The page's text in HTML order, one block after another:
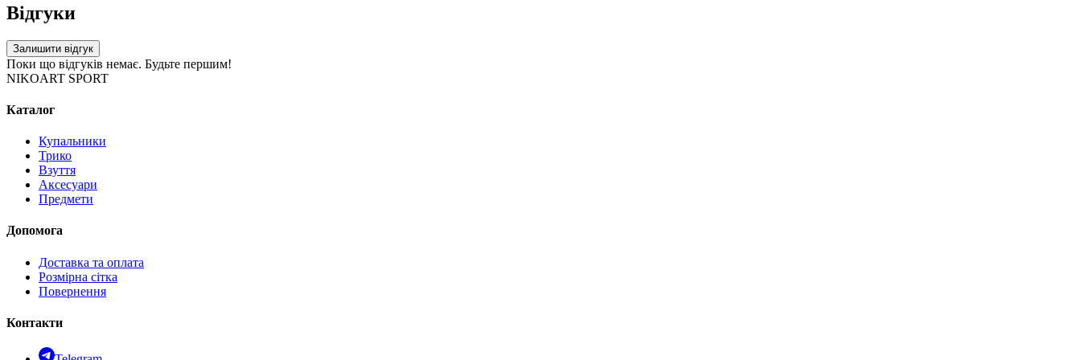
Відгуки
Залишити відгук
Поки що відгуків немає. Будьте першим!
NIKOART SPORT
Каталог
Купальники
Трико
Взуття
Аксесуари
Предмети
Допомога
Доставка та оплата
Розмірна сітка
Повернення
Контакти